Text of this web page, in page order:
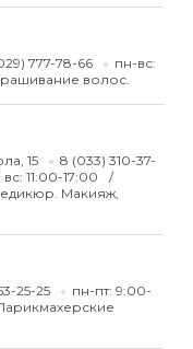
777-78-66
пн-вс:
волос.
15
8 (033) 310-37-
11:00-17:00
Макияж,
25-25
пн-пт: 9:00-